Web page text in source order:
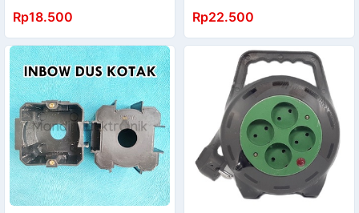
Rp18.500 Rp22.500